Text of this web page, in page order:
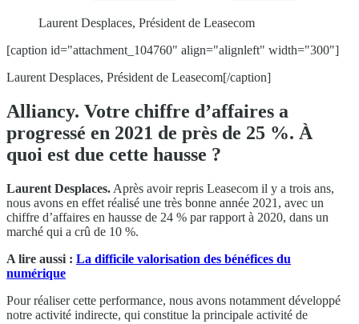
Laurent Desplaces, Président de Leasecom
[caption id="attachment_104760" align="alignleft" width="300"]
Laurent Desplaces, Président de Leasecom[/caption]
Alliancy. Votre chiffre d’affaires a
progressé en 2021 de près de 25 %. À
quoi est due cette hausse ?
Laurent Desplaces. Après avoir repris Leasecom il y a trois ans,
nous avons en effet réalisé une très bonne année 2021, avec un
chiffre d’affaires en hausse de 24 % par rapport à 2020, dans un
marché qui a crû de 10 %.
A lire aussi : La difficile valorisation des bénéfices du
numérique
Pour réaliser cette performance, nous avons notamment développé
notre activité indirecte, qui constitue la principale activité de